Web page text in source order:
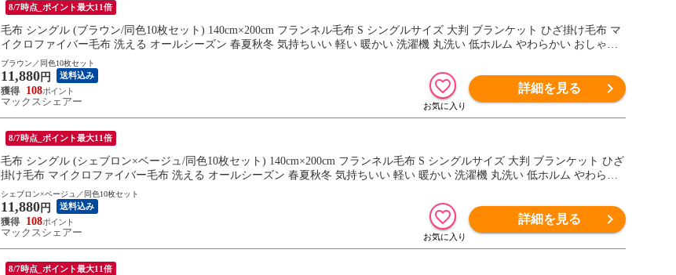
8/7時点_ポイント最大11倍
毛布 シングル (ブラウン/同色10枚セット) 140cm×200cm フランネル毛布 S シングルサイズ 大判 ブランケット ひざ掛け毛布 マ
イクロファイバー毛布 洗える オールシーズン 春夏秋冬 気持ちいい 軽い 暖かい 洗濯機 丸洗い 低ホルム やわらかい おしゃれ
送料無料
ブラウン／同色10枚セット
11,880 円 送料込み
108
マックスシェアー
詳細を見る
8/7時点_ポイント最大11倍
毛布 シングル (シェブロン×ベージュ/同色10枚セット) 140cm×200cm フランネル毛布 S シングルサイズ 大判 ブランケット ひざ
掛け毛布 マイクロファイバー毛布 洗える オールシーズン 春夏秋冬 気持ちいい 軽い 暖かい 洗濯機 丸洗い 低ホルム やわらか
い おしゃれ 送料無料
シェブロン×ベージュ／同色10枚セット
11,880 円 送料込み
108
マックスシェアー
詳細を見る
8/7時点_ポイント最大11倍